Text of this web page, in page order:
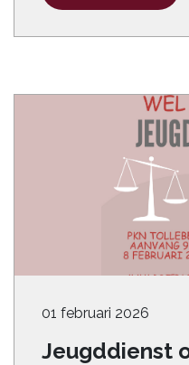
01 februari 2026
Jeugddienst